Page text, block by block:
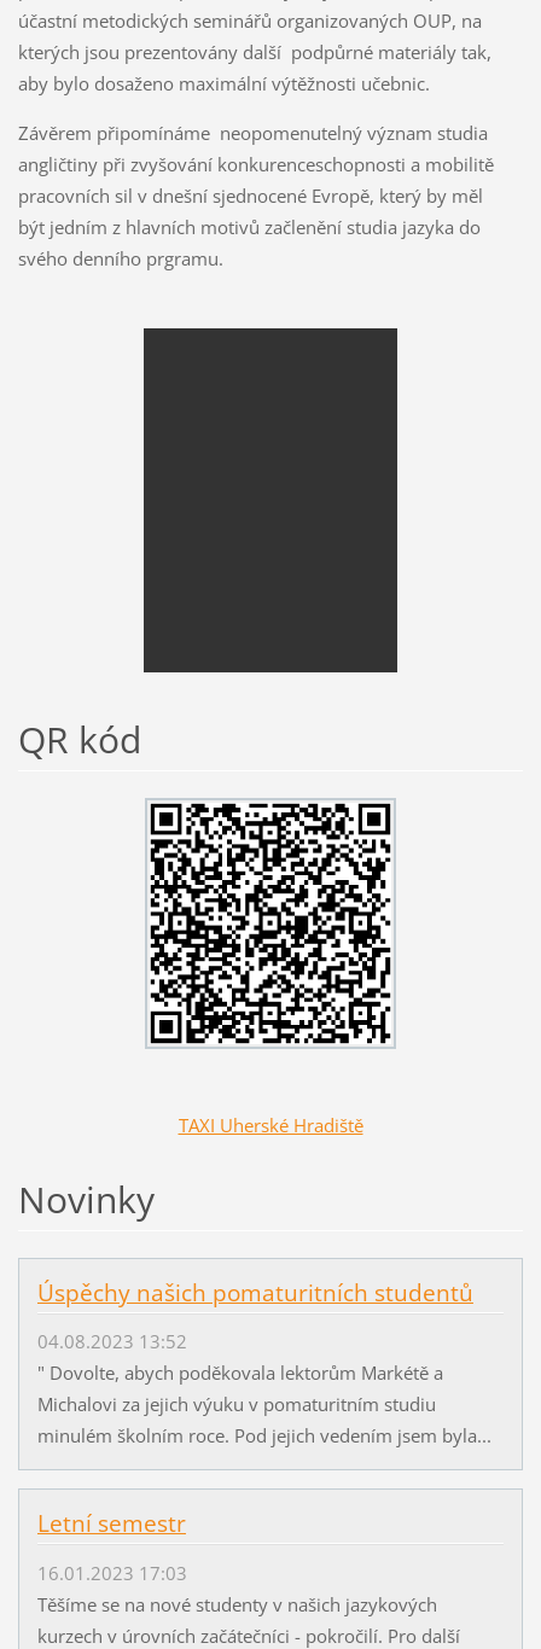
účastní metodických seminářů organizovaných OUP, na
kterých jsou prezentovány další podpůrné materiály tak,
aby bylo dosaženo maximální výtěžnosti učebnic.
Závěrem připomínáme neopomenutelný význam studia
angličtiny při zvyšování konkurenceschopnosti a mobilitě
pracovních sil v dnešní sjednocené Evropě, který by měl
být jedním z hlavních motivů začlenění studia jazyka do
svého denního prgramu.
QR kód
TAXI Uherské Hradiště
Novinky
Úspěchy našich pomaturitních studentů
04.08.2023 13:52
" Dovolte, abych poděkovala lektorům Markétě a
Michalovi za jejich výuku v pomaturitním studiu
minulém školním roce. Pod jejich vedením jsem byla...
Letní semestr
16.01.2023 17:03
Těšíme se na nové studenty v našich jazykových
kurzech v úrovních začátečníci - pokročilí. Pro další